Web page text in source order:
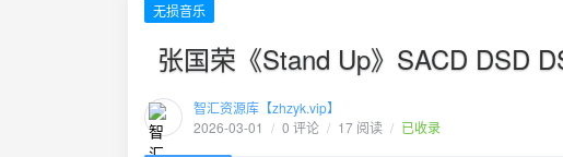
无损音乐
张国荣《Stand Up》SACD DSD
智汇资源库【zhzyk.vip】
2026-03-01 / 0 评论 / 17 阅读 / 已收录